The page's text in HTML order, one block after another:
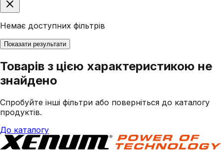
Немає доступних фільтрів
Показати результати
Товарів з цією характеристикою не
знайдено
Спробуйте інші фільтри або поверніться до каталогу
продуктів.
До каталогу